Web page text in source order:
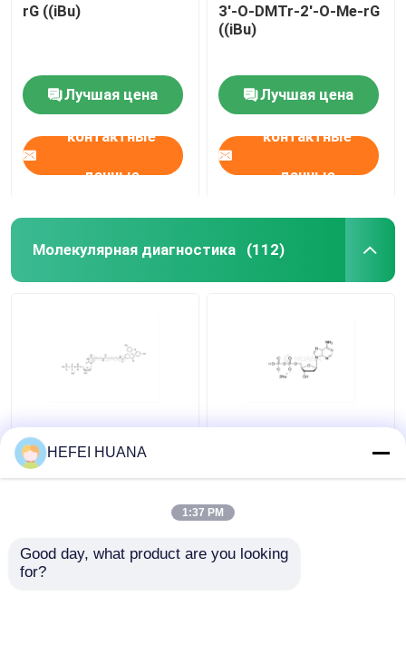
rG ((iBu)
Лучшая цена
контактные
данные
3'-O-DMTr-2'-O-Me-rG
((iBu)
Лучшая цена
контактные
данные
Молекулярная диагностика (112)
Флуоресцеин-12-
dUTP 1мМ раствор
натрия
контактные
Динатриевая соль
контактные
HEFEI HUANA
1:37 PM
Good day, what product are you looking
for?